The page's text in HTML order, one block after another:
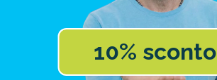
10% sconto